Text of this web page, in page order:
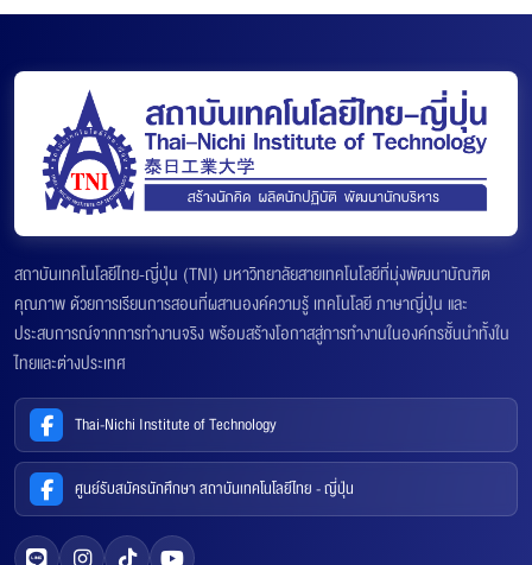
สถาบันเทคโนโลยีไทย-ญี่ปุ่น (TNI) มหาวิทยาลัยสายเทคโนโลยีที่มุ่งพัฒนาบัณฑิต
คุณภาพ ด้วยการเรียนการสอนที่ผสานองค์ความรู้ เทคโนโลยี ภาษาญี่ปุ่น และ
ประสบการณ์จากการทำงานจริง พร้อมสร้างโอกาสสู่การทำงานในองค์กรชั้นนำทั้งใน
ไทยและต่างประเทศ
Thai-Nichi Institute of Technology
ศูนย์รับสมัครนักศึกษา สถาบันเทคโนโลยีไทย - ญี่ปุ่น